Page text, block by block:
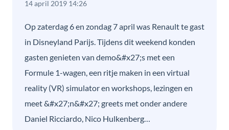
14 april 2019 14:26
Op zaterdag 6 en zondag 7 april was Renault te gast
in Disneyland Parijs. Tijdens dit weekend konden
gasten genieten van demo&#x27;s met een
Formule 1-wagen, een ritje maken in een virtual
reality (VR) simulator en workshops, lezingen en
meet &#x27;n&#x27; greets met onder andere
Daniel Ricciardo, Nico Hulkenberg…